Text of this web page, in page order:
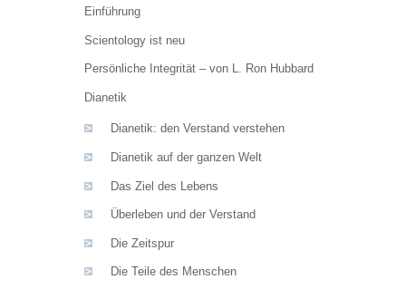
Einführung
Scientology ist neu
Persönliche Integrität – von L. Ron Hubbard
Dianetik
Dianetik: den Verstand verstehen
Dianetik auf der ganzen Welt
Das Ziel des Lebens
Überleben und der Verstand
Die Zeitspur
Die Teile des Menschen